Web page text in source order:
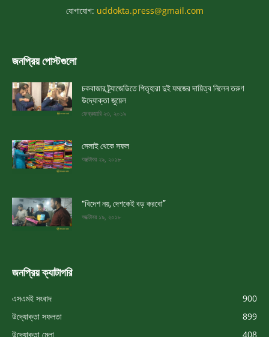
যোগাযোগ: uddokta.press@gmail.com
জনপ্রিয় পোস্টগুলো
চকবাজার ট্র্যাজেডিতে পিতৃহারা দুই যমজের দায়িত্ব নিলেন তরুণ
উদ্যোক্তা জুয়েল
ফেব্রুয়ারি ২৩, ২০১৯
সেলাই থেকে সফল
অক্টোবর ২৯, ২০১৮
“বিদেশ নয়, দেশকেই বড় করবো”
অক্টোবর ১৯, ২০১৮
জনপ্রিয় ক্যাটাগরি
এসএমই সংবাদ
900
উদ্যোক্তা সফলতা
899
উদ্যোক্তা মেলা
408